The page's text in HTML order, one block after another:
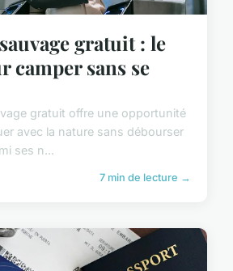
gratuit : le
camper sans se
gratuit offre une opportunité
avec la nature sans débourser
ses n...
7 min de lecture →